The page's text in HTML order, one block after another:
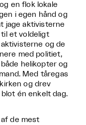
en flok lokale
i egen hånd og
jage aktivisterne
til et voldeligt
og de
med politiet,
helikopter og
Med tåregas
og drev
én enkelt dag.
de mest